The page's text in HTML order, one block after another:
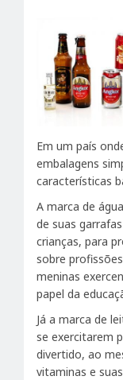
Em um país
embalagens
características
A marca de
de suas
crianças, para
sobre
meninas
papel da
Já a marca de
se exercitarem
divertido, ao
vitaminas e